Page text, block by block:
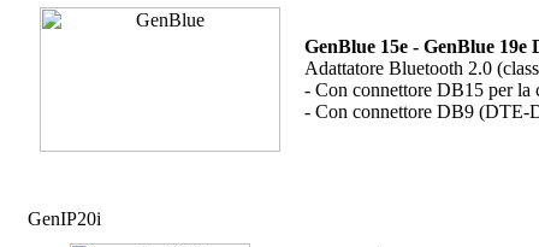
GenBlue 15e - GenBlue
Adattatore Bluetooth 2.0
- Con connettore DB15 per la
- Con connettore DB9 (DTE-
GenIP20i